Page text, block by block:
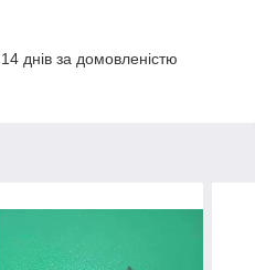
днів за домовленістю